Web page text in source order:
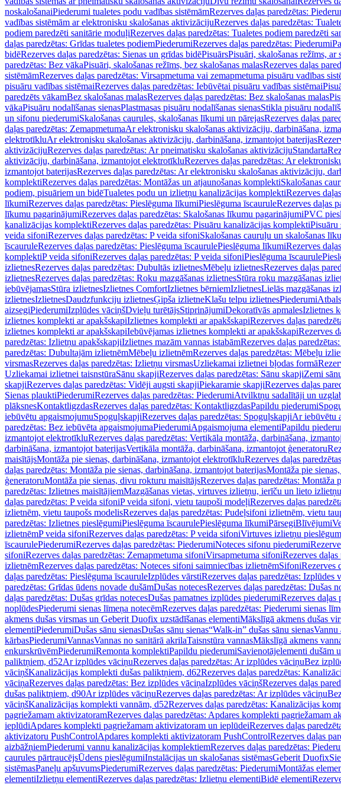
noskalošanaiPiederumi tualetes podu vadības sistēmāmRezerves daļas paredzētas:
vadības sistēmām ar elektronisku skalošanas aktivizācijuRezerves daļas paredzētas:
podiem paredzēti sanitārie moduļiRezerves daļas paredzētas: Tualetes podiem paredzēti
daļas paredzētas: Grīdas tualetes podiemPiederumiRezerves daļas paredzētas: Piederumi
bidēRezerves daļas paredzētas: Sienas un grīdas bidēPisuārsPisuāri, skalošanas režīms, ar
paredzētas: Bez vākaPisuāri, skalošanas režīms, bez skalošanas malasRezerves daļas
sistēmāmRezerves daļas paredzētas: Virsapmetuma vai zemapmetuma pisuāru vadības
pisuāru vadības sistēmaiRezerves daļas paredzētas: Iebūvētai pisuāru vadības sistēmai
paredzēts vākamBez skalošanas malasRezerves daļas paredzētas: Bez skalošanas malas
vākaPisuāru nodalīšanas sienasPlastmasas pisuāru nodalīšanas sienasStikla pisuāru
un sifonu piederumiSkalošanas caurules, skalošanas līkumi un pārejasRezerves daļas
daļas paredzētas: ZemapmetumaAr elektronisku skalošanas aktivizāciju, darbināšana,
elektrotīkluAr elektronisku skalošanas aktivizāciju, darbināšana, izmantojot baterijas
aktivizācijuRezerves daļas paredzētas: Ar pneimatisku skalošanas aktivizācijuStandarta
aktivizāciju, darbināšana, izmantojot elektrotīkluRezerves daļas paredzētas: Ar
izmantojot baterijasRezerves daļas paredzētas: Ar elektronisku skalošanas aktivizāciju,
komplektiRezerves daļas paredzētas: Montāžas un atjaunošanas komplektiSkalošanas
podiem, pisuāriem un bidēTualetes podu un izlietņu kanalizācijas komplektiRezerves
līkumiRezerves daļas paredzētas: Pieslēguma līkumiPieslēguma īscauruleRezerves daļas
līkumu pagarinājumiRezerves daļas paredzētas: Skalošanas līkumu pagarinājumiPVC
kanalizācijas komplektiRezerves daļas paredzētas: Pisuāru kanalizācijas komplektiPisuāru
veida sifoniRezerves daļas paredzētas: P veida sifoniSkalošanas cauruļu un skalošanas
īscauruleRezerves daļas paredzētas: Pieslēguma īscaurulePieslēguma līkumiRezerves
komplektiP veida sifoniRezerves daļas paredzētas: P veida sifoniPieslēguma īscaurule
izlietnesRezerves daļas paredzētas: Dubultās izlietnesMēbeļu izlietnesRezerves daļas
izlietnesRezerves daļas paredzētas: Roku mazgāšanas izlietnesStūra roku mazgāšanas
iebūvējamasStūra izlietnesIzlietnes ComfortIzlietnes bērniemIzlietnesLielās mazgāšanas
izlietnesIzlietnesDaudzfunkciju izlietnesĢipša izlietneKlašu telpu izlietnesPiederumi
aizsegiPiederumiIzplūdes vāciņšDvieļu turētājsStiprinājumiDekoratīvās apmalesIzlietnes
izlietnes komplekti ar apakšskapiIzlietnes komplekti ar apakšskapiRezerves daļas
izlietnes komplekti ar apakšskapiIebūvējamas izlietnes komplekti ar apakšskapiRezerves
paredzētas: Izlietņu apakšskapjiIzlietnes mazām vannas istabāmRezerves daļas
paredzētas: Dubultajām izlietnēmMēbeļu izlietnēmRezerves daļas paredzētas: Mēbeļu
virsmasRezerves daļas paredzētas: Izlietņu virsmasUzliekamai izlietnei bļodas formā
Uzliekamai izlietnei taisnstūraSānu skapjiRezerves daļas paredzētas: Sānu skapjiZemi
skapjiRezerves daļas paredzētas: Vidēji augsti skapjiPiekaramie skapjiRezerves daļas
Sienas plauktiPiederumiRezerves daļas paredzētas: PiederumiAtvilktņu sadalītāji un
plāksnesKontaktligzdasRezerves daļas paredzētas: KontaktligzdasPapildu piederumi
iebūvētu apgaismojumuSpoguļskapjiRezerves daļas paredzētas: SpoguļskapjiAr iebūvētu
paredzētas: Bez iebūvēta apgaismojumaPiederumiApgaismojuma elementiPapildu
izmantojot elektrotīkluRezerves daļas paredzētas: Vertikāla montāža, darbināšana,
darbināšana, izmantojot baterijasVertikāla montāža, darbināšana, izmantojot ģeneratoru
maisītājsMontāža pie sienas, darbināšana, izmantojot elektrotīkluRezerves daļas
daļas paredzētas: Montāža pie sienas, darbināšana, izmantojot baterijasMontāža pie
ģeneratoruMontāža pie sienas, divu rokturu maisītājsRezerves daļas paredzētas: Montāža
paredzētas: Izlietnes maisītājiemMazgāšanas vietas, virtuves izlietņu, ierīču un lieto
daļas paredzētas: P veida sifoniP veida sifoni, vietu taupoši modeļiRezerves daļas
izlietnēm, vietu taupošs modelisRezerves daļas paredzētas: Pudeļsifoni izlietnēm, vietu
paredzētas: Izlietnes pieslēgumiPieslēguma īscaurulePieslēguma līkumiPārsegiBlīvējumi
izlietnēmP veida sifoniRezerves daļas paredzētas: P veida sifoniVirtuves izlietņu
īscaurulePiederumiRezerves daļas paredzētas: PiederumiNoteces sifonu piederumi
sifoniRezerves daļas paredzētas: Zemapmetuma sifoniVirsapmetuma sifoniRezerves
izlietnēmRezerves daļas paredzētas: Noteces sifoni saimniecības izlietnēmSifoniRezerves
daļas paredzētas: Pieslēguma īscauruleIzplūdes vārstiRezerves daļas paredzētas: Izplūdes
paredzētas: Grīdas ūdens novade dušāmDušas notecesRezerves daļas paredzētas: Dušas
daļas paredzētas: Dušas grīdas notecesDušas pamatnes izplūdes piederumiRezerves daļas
noplūdesPiederumi sienas līmeņa notecēmRezerves daļas paredzētas: Piederumi sienas
akmens dušas virsmas un Geberit Duofix uzstādīšanas elementiMākslīgā akmens dušas
elementiPiederumiDušas sānu sienasDušas sānu sienas“Walk-in” dušas sānu sienasVannu
kārbasPiederumiVannasVannas no sanitārā akrilaTaisnstūra vannasMākslīgā akmens
enkurskrūvēmPiederumiRemonta komplektiPapildu piederumiSavienotājelementi dušām
paliktņiem, d52Ar izplūdes vāciņuRezerves daļas paredzētas: Ar izplūdes vāciņuBez
vāciņšKanalizācijas komplekti dušas paliktņiem, d62Rezerves daļas paredzētas:
vāciņaRezerves daļas paredzētas: Bez izplūdes vāciņaIzplūdes vāciņšRezerves daļas
dušas paliktņiem, d90Ar izplūdes vāciņuRezerves daļas paredzētas: Ar izplūdes vāciņu
vāciņšKanalizācijas komplekti vannām, d52Rezerves daļas paredzētas: Kanalizācijas
pagriežamam aktivizatoramRezerves daļas paredzētas: Apdares komplekti pagriežamam
ieplūdiApdares komplekti pagriežamam aktivizatoram un ieplūdeiRezerves daļas
aktivizatoru PushControlApdares komplekti aktivizatoram PushControlRezerves daļas
aizbāžņiemPiederumi vannu kanalizācijas komplektiemRezerves daļas paredzētas:
caurules pārtraucējsŪdens pieslēgumiInstalācijas un skalošanas sistēmasGeberit Duofix
sistēmasPaneļu apšuvumsPiederumiRezerves daļas paredzētas: PiederumiMontāžas
elementiIzlietņu elementiRezerves daļas paredzētas: Izlietņu elementiBidē elementi